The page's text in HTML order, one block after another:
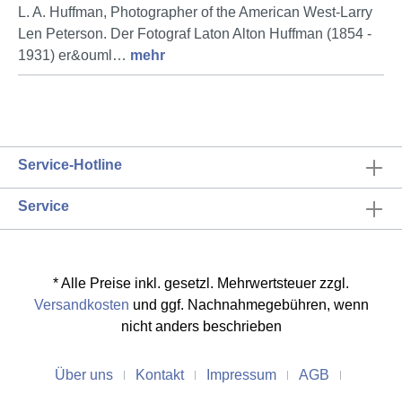
L. A. Huffman, Photographer of the American West-Larry
Len Peterson. Der Fotograf Laton Alton Huffman (1854 -
1931) er&ouml… mehr
Service-Hotline
Service
* Alle Preise inkl. gesetzl. Mehrwertsteuer zzgl.
Versandkosten und ggf. Nachnahmegebühren, wenn
nicht anders beschrieben
Über uns Kontakt Impressum AGB